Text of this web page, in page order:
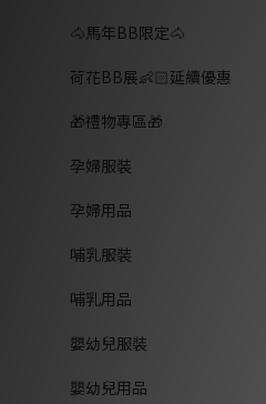
🐴馬年BB限定🐴
荷花BB展👶🏻延續優惠
🎁禮物專區🎁
孕婦服裝
孕婦用品
哺乳服裝
哺乳用品
嬰幼兒服裝
嬰幼兒用品